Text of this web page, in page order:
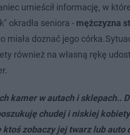
umieścił informację, w
okradła seniora - mężczyzna
miała doznać jego
również na własną rękę
kamer w autach i sklepach..
chudej i niskiej
zobaczy jej twarz lub auto